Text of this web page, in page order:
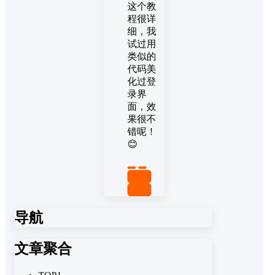
这个教
程很详
细，我
试过用
类似的
代码美
化过登
录界
面，效
果很不
错呢！
😊
导航
文章聚合